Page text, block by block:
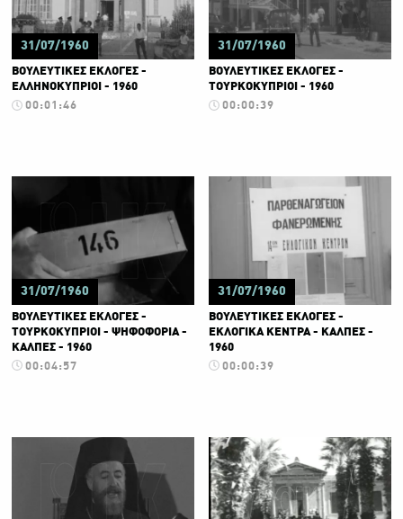
31/07/1960
ΒΟΥΛΕΥΤΙΚΕΣ ΕΚΛΟΓΕΣ -
ΕΛΛΗΝΟΚΥΠΡΙΟΙ - 1960
00:01:46
31/07/1960
ΒΟΥΛΕΥΤΙΚΕΣ ΕΚΛΟΓΕΣ -
ΤΟΥΡΚΟΚΥΠΡΙΟΙ - 1960
00:00:39
31/07/1960
ΒΟΥΛΕΥΤΙΚΕΣ ΕΚΛΟΓΕΣ -
ΤΟΥΡΚΟΚΥΠΡΙΟΙ - ΨΗΦΟΦΟΡΙΑ -
ΚΑΛΠΕΣ - 1960
00:04:57
31/07/1960
ΒΟΥΛΕΥΤΙΚΕΣ ΕΚΛΟΓΕΣ -
ΕΚΛΟΓΙΚΑ ΚΕΝΤΡΑ - ΚΑΛΠΕΣ -
1960
00:00:39